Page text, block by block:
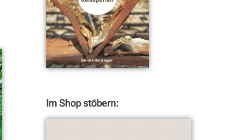
Im Shop stöbern: